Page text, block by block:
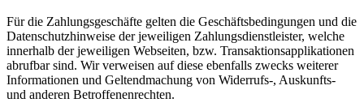
Für die Zahlungsgeschäfte gelten die Geschäftsbedingungen und die
Datenschutzhinweise der jeweiligen Zahlungsdienstleister, welche
innerhalb der jeweiligen Webseiten, bzw. Transaktionsapplikationen
abrufbar sind. Wir verweisen auf diese ebenfalls zwecks weiterer
Informationen und Geltendmachung von Widerrufs-, Auskunfts-
und anderen Betroffenenrechten.